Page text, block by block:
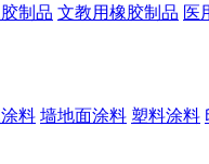
制品 文教用橡胶制品 医
料 墙地面涂料 塑料涂料